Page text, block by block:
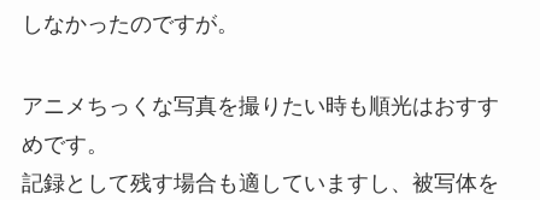
しなかったのですが。
アニメちっくな写真を撮りたい時も順光はおすす
めです。
記録として残す場合も適していますし、被写体を